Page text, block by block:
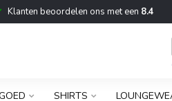
Klanten beoordelen ons met een 8.4
SHIRTS